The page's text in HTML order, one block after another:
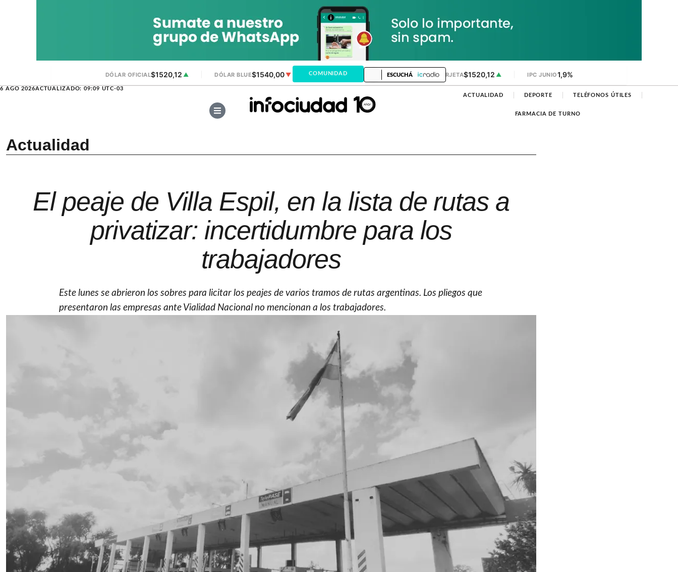
DÓLAR OFICIAL$1520,12 ▲ DÓLAR BLUE$1540,00▼ DÓLAR MEP ▲ DÓLAR TARJETA$1520,12 ▲ IPC JUNIO1,9%
6 AGO 2026ACTUALIZADO: 09:09 UTC-03
COMUNIDAD ESCUCHÁ
ACTUALIDAD DEPORTE TELÉFONOS ÚTILES
FARMACIA DE TURNO
Actualidad
El peaje de Villa Espil, en la lista de rutas a
privatizar: incertidumbre para los
trabajadores
Este lunes se abrieron los sobres para licitar los peajes de varios tramos de rutas argentinas. Los pliegos que
presentaron las empresas ante Vialidad Nacional no mencionan a los trabajadores.